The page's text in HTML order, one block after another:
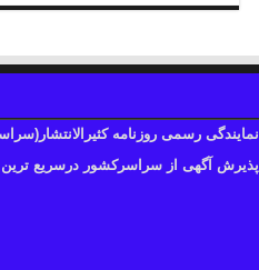
نمایندگی رسمی روزنامه
پذیرش آگهی از سراسرکشور درسریع